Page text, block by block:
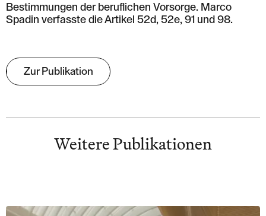
Bestimmungen der beruflichen Vorsorge. Marco
Spadin verfasste die Artikel 52d, 52e, 91 und 98.
Zur Publikation
Weitere Publikationen